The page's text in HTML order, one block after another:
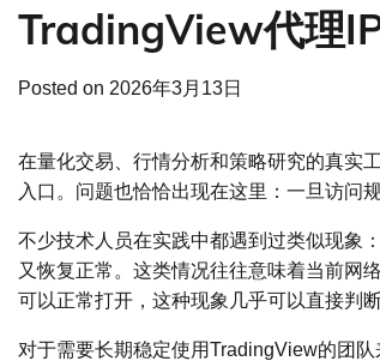
TradingView代理
Posted on 2026年3月13日
在量化交易、行情分析和策略研究的真实
入口。问题也恰恰出现在这里：一旦访问
不少技术人员在实践中都遇到过类似现象
又恢复正常。这类情况往往意味着当前网
可以正常打开，这种现象几乎可以直接判
对于需要长期稳定使用TradingView的团